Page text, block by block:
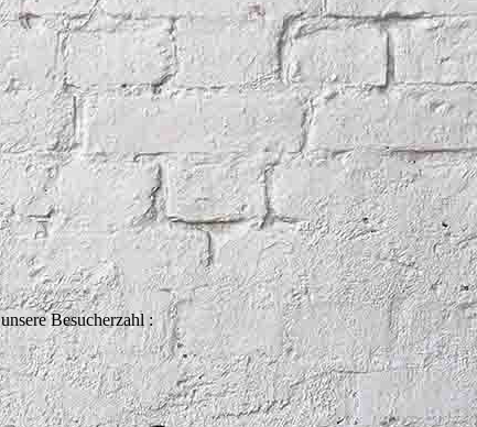
unsere Besucherzahl :